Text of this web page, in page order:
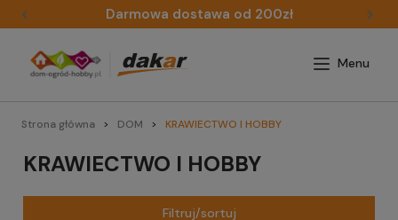
Darmowa dostawa od 200zł
Strona główna DOM KRAWIECTWO I HOBBY
KRAWIECTWO I HOBBY
Filtruj/sortuj